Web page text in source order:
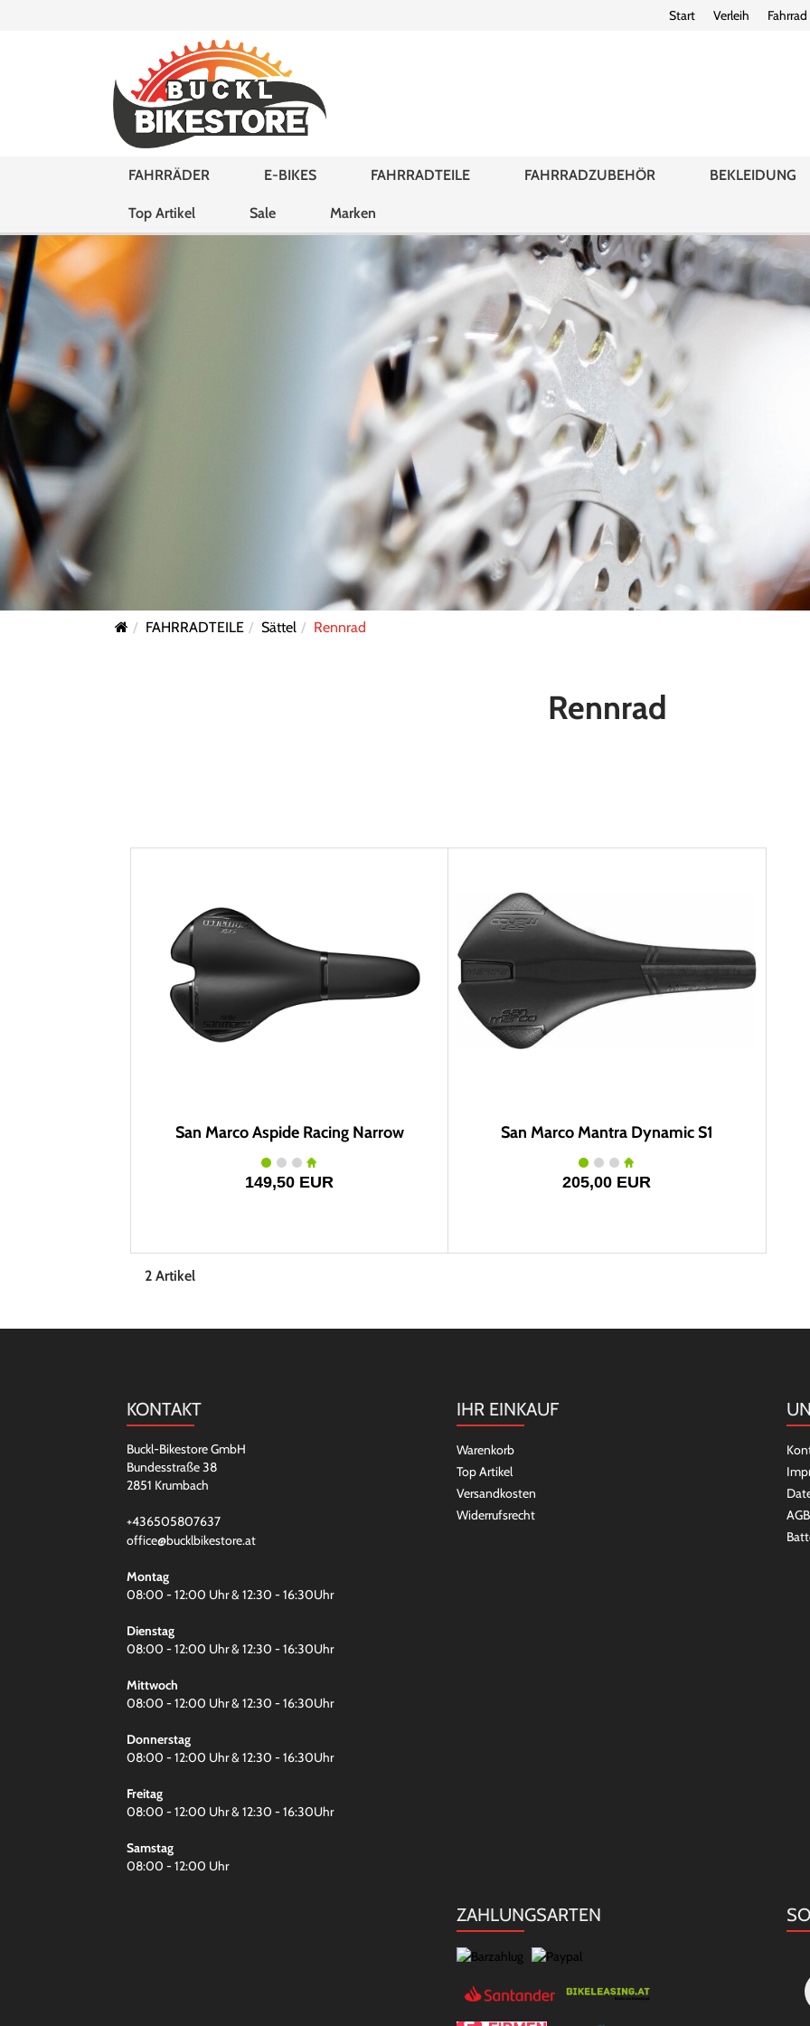
Start Verleih
FAHRRÄDER E-BIKES FAHRRADTEILE FAHRRADZUBEHÖR BEKLEIDUNG
Top Artikel Sale Marken
FAHRRADTEILE Sättel Rennrad
Rennrad
San Marco Aspide Racing Narrow
149,50 EUR
San Marco Mantra Dynamic S1
205,00 EUR
2 Artikel
KONTAKT
Buckl-Bikestore GmbH
Bundesstraße 38
2851 Krumbach
+436505807637
office@bucklbikestore.at
Montag
08:00 - 12:00 Uhr & 12:30 - 16:30Uhr
Dienstag
08:00 - 12:00 Uhr & 12:30 - 16:30Uhr
Mittwoch
08:00 - 12:00 Uhr & 12:30 - 16:30Uhr
Donnerstag
08:00 - 12:00 Uhr & 12:30 - 16:30Uhr
Freitag
08:00 - 12:00 Uhr & 12:30 - 16:30Uhr
Samstag
08:00 - 12:00 Uhr
IHR EINKAUF
Warenkorb
Top Artikel
Versandkosten
Widerrufsrecht
AGB
ZAHLUNGSARTEN